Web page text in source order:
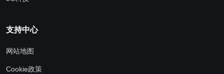
支持中心
网站地图
Cookie政策